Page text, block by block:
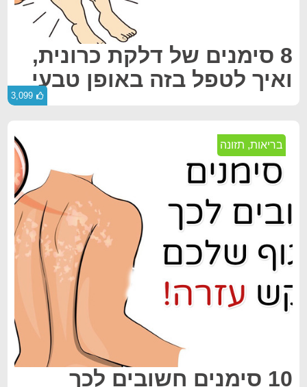
8 סימנים של דלקת כרונית,
ואיך לטפל בזה באופן טבעי
3,099
בריאות, תזונה
10 סימנים חשובים לכך